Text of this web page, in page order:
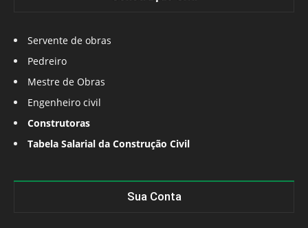
Servente de obras
Pedreiro
Mestre de Obras
Engenheiro civil
Construtoras
Tabela Salarial da Construção Civil
Sua Conta